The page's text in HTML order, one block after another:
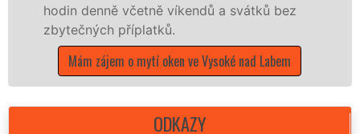
a svátků bez
Vysoké nad Labem
franchisových poboček
státních svátků.
Mám zájem o mytí